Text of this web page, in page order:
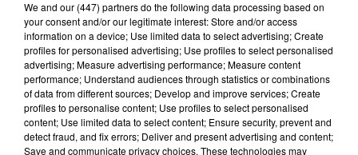
A LA UNE Voir plus
We and our (447) partnersdo the following data processing based on
your consent and/or our legitimate interest: Store and/or access
information on a device; Use limited data to select advertising; Create
profiles for personalised advertising; Use profiles to select personalised
advertising; Measure advertising performance; Measure content
performance; Understand audiences through statistics or combinations
of data from different sources; Develop and improve services; Create
profiles to personalise content; Use profiles to select personalised
content; Use limited data to select content; Ensure security, prevent and
detect fraud, and fix errors; Deliver and present advertising and content;
Save and communicate privacy choices. These technologies may